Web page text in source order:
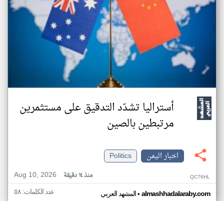
أستراليا تشدّد التدقيق على مستثمرين
مرتبطين بالصين
اخبار اليمن
Politics
Aug 10, 2026
منذ ١٤ دقيقة QC76HL
المشهد العربي• almashhadalaraby.com عدد الكلمات: ٥٨